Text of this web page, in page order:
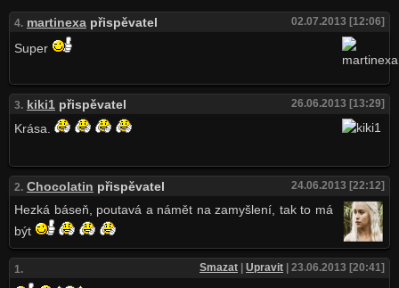
4. martinexapřispěvatel 02.07.2013 [12:06]
Super
3. kiki1přispěvatel 26.06.2013 [13:29]
Krása.
2. Chocolatin přispěvatel 24.06.2013 [22:12]
Hezká báseň, poutavá a námět na zamyšlení, tak to má
být
1. Smazat |Upravit | 23.06.2013 [20:41]